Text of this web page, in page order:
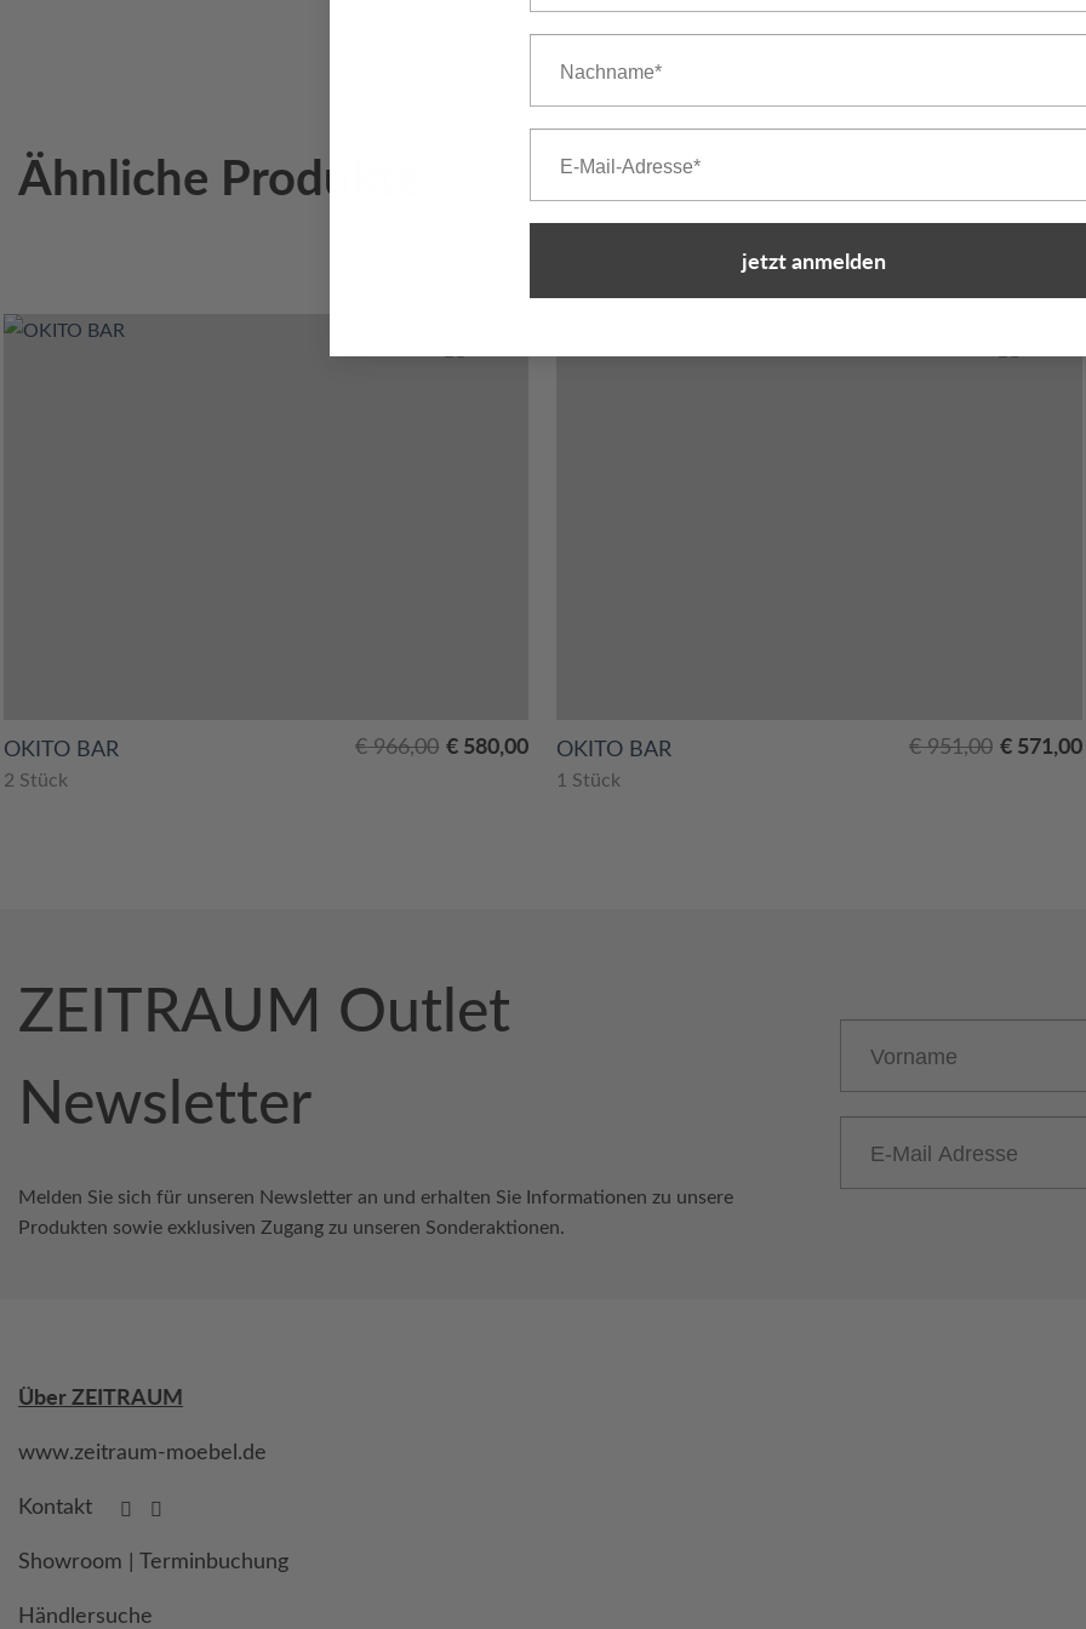
Ähnliche Produkte
OKITO BAR
2 Stück
€966,00
Ursprünglicher
Preis
€580,00
Aktueller
Preis
OKITO BAR
1 Stück
€951,00
Ursprünglicher
Preis
€571,00
Aktueller
Preis
ZEITRAUM Outlet
Newsletter
Melden Sie sich für unseren Newsletter an und erhalten Sie Informationen zu unsere
Produkten sowie exklusiven Zugang zu unseren Sonderaktionen.
Über ZEITRAUM
www.zeitraum-moebel.de
Kontakt
Showroom | Terminbuchung
Händlersuche
jetzt anmelden